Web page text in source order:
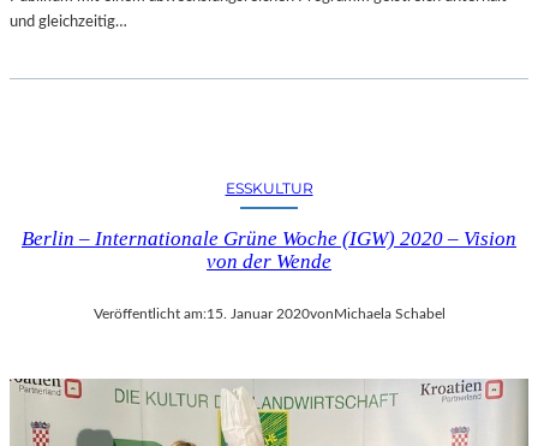
und gleichzeitig…
ESSKULTUR
Berlin – Internationale Grüne Woche (IGW) 2020 – Vision
von der Wende
Veröffentlicht am:15. Januar 2020vonMichaela Schabel